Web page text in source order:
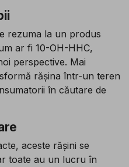
rezuma la un produs
ar fi 10-OH-HHC,
perspective. Mai
rășina într-un teren
în căutare de
aceste rășini se
toate au un lucru în